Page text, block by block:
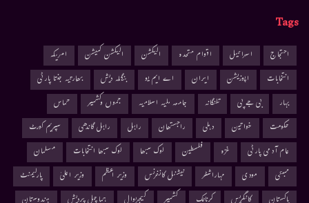
Tags
احتجاج اسرائیل اقوام متحدہ الیکشن الیکشن کمیشن
امریکہ
انتخابات
اپوزیشن ایران اے ایم یو بنگلہ دیش
بھارتیہ جنتا پارٹی
بہار
بی جے پی تلنگانہ جامعہ ملیہ اسلامیہ جموں وکشمیر
حماس
حکومت
خواتین دہلی راجستھان راہل راہل گاندھی
سپریم کورٹ
عام آدمی پارٹی
غزہ فلسطین لوک سبھا لوک سبھا انتخابات
مسلمان
ممبئی
مودی مہاراشٹر نیشنل کانفرنس وزیر اعظم وزیر اعلیٰ
پارلیمنٹ